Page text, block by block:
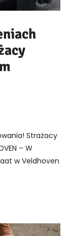
Strażacy
– W
w Veldhoven